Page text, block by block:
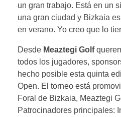
un gran trabajo. Está en un
una gran ciudad y Bizkaia
en verano. Yo creo que lo
Desde Meaztegi Golf
todos los jugadores,
hecho posible esta quinta
Open. El torneo está
Foral de Bizkaia, Meaztegi
Patrocinadores principales: